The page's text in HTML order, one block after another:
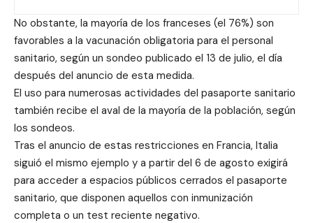
No obstante, la mayoría de los franceses (el 76%) son
favorables a la vacunación obligatoria para el personal
sanitario, según un sondeo publicado el 13 de julio, el día
después del anuncio de esta medida.
El uso para numerosas actividades del pasaporte sanitario
también recibe el aval de la mayoría de la población, según
los sondeos.
Tras el anuncio de estas restricciones en Francia, Italia
siguió el mismo ejemplo y a partir del 6 de agosto exigirá
para acceder a espacios públicos cerrados el pasaporte
sanitario, que disponen aquellos con inmunización
completa o un test reciente negativo.